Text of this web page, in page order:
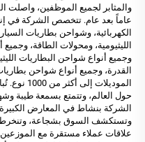
والمثابر لجميع الموظفين، واصلت
عاماً بعد عام. تتخصص الشركة في
الكهربائية، وشواحن بطاريات
الليثيومية، ومحولات الطاقة،
وجميع أنواع شواحن البطاريات
القدرة، وجميع أنواع شواحن
حول العالم، وتتمتع بسمعة طيبة
الشركة بنشاط في المعارض الكبيرة
وتستكشف السوق بشجاعة، وتنخرط
علاقات عملاء مستقرة مع